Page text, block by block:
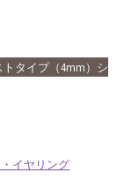
タイプ（4mm）シ
イヤリング